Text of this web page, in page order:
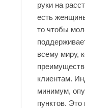
руки на
есть
то чтобы
всему миру,
клиентам.
минимум,
пунктов.